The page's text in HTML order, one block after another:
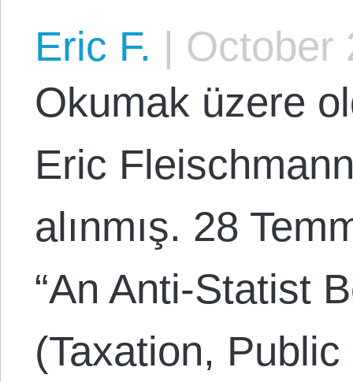
Eric F. | October
Okumak üzere
Eric
alınmış. 28
“An Anti-Statist
(Taxation,